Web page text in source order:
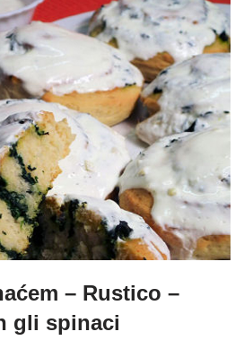
– Rustico –
gli spinaci